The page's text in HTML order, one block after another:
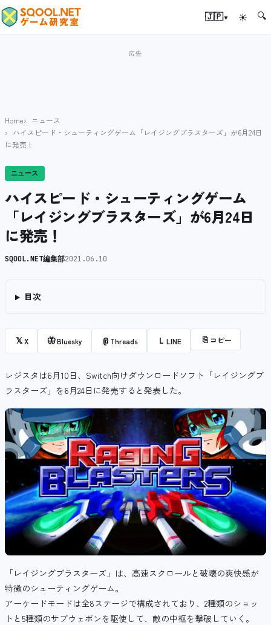
🇯🇵▾ ☀ 🔍
Home
ニュース
ハイスピード・シューティングゲーム「レイジングブラスターズ」が6月24日
に発売！
ニュース
ハイスピード・シューティングゲーム
「レイジングブラスターズ」が6月24日
に発売！
SQOOL.NET編集部2021.06.10
目次
𝕏X 🦋Bluesky @ Threads L LINE ⎘ コピー
レジスタは6月10日、Switch向けダウンロードソフト「レイジングブ
ラスターズ」を6月24日に発売すると発表した。
「レイジングブラスターズ」は、高速スクロールと破壊の爽快感が
特徴のシューティングゲーム。
アーケードモードは全8ステージで構成されており、2種類のショッ
トと5種類のサブウェポンを駆使して、敵の中枢を撃破していく。